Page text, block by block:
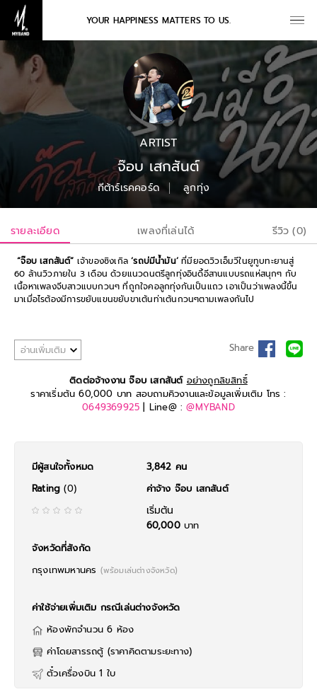
YOUR HAPPINESS MATTERS TO US.
ARTIST
จ๊อบ เสกสันต์
กีต้าร์เรคคอร์ด ลูกทุ่ง
รายละเอียด เพลงที่เล่นได้ รีวิว (0)
“จ๊อบ เสกสันต์” เจ้าของซิงเกิล‘รถบ่มีน้ำมัน’ ที่มียอดวิวเอ็มวีในยูทูบทะยานสู่
60 ล้านวิวภายใน 3 เดือน ด้วยแนวดนตรีลูกทุ่งอินดี้อีสานแบบรถแห่สนุกๆ กับ
เนื้อหาเพลงจีบสาวแบบกวนๆ ที่ถูกใจคอลูกทุ่งกันเป็นแถว เอาเป็นว่าเพลงนี้ขึ้น
มาเมื่อไรต้องมีการขยับแขนขยับขาเต้นท่าเต้นกวนๆตามเพลงกันไป
อ่านเพิ่มเติม Share
ติดต่อจ้างงาน จ๊อบ เสกสันต์ อย่างถูกลิขสิทธิ์
ราคาเริ่มต้น 60,000 บาท สอบถามคิวงานและข้อมูลเพิ่มเติม โทร :
0649369925 | Line@ :@MYBAND
มีผู้สนใจทั้งหมด
3,842 คน
Rating (0) ค่าจ้าง จ๊อบ เสกสันต์
เริ่มต้น
60,000บาท
จังหวัดที่สังกัด
กรุงเทพมหานคร (พร้อมเล่นต่างจังหวัด)
ค่าใช้จ่ายเพิ่มเติม กรณีเล่นต่างจังหวัด
ห้องพักจำนวน 6 ห้อง
ค่าโดยสารรถตู้ (ราคาคิดตามระยะทาง)
ตั๋วเครื่องบิน 1 ใบ